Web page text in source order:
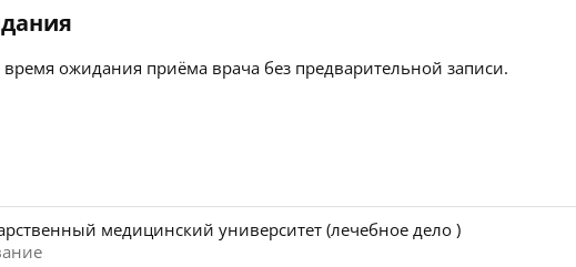
ожидания приёма врача без предварительной записи.
медицинский университет (лечебное дело )